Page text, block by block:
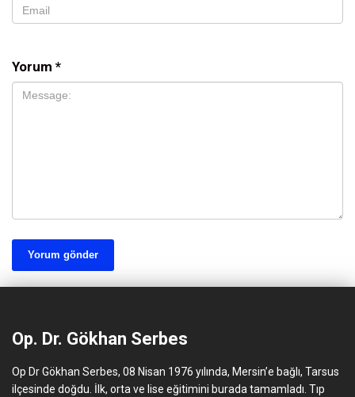
Yorum *
Op. Dr. Gökhan Serbes
Op Dr Gökhan Serbes, 08 Nisan 1976 yılında, Mersin’e bağlı, Tarsus
ilçesinde doğdu. İlk, orta ve lise eğitimini burada tamamladı. Tıp